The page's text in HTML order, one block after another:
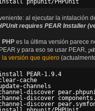
al ejecutar la intalación
requires PEAR Installer
PHP es la última versión parece
y para eso se usar PEAR, ¡si!
la versión que quiero
PEAR-1.9.4
cache
channels
discover
discover
discover